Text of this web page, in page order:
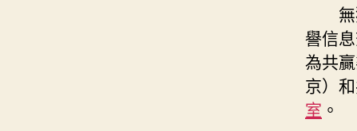
譽信
為共
京）
室 。